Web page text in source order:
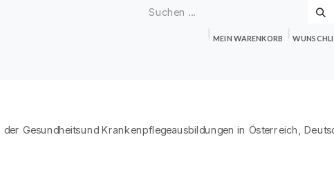
MEIN WARENKORB
Gesundheitsund Krankenpflegeausbildungen in Österreich,